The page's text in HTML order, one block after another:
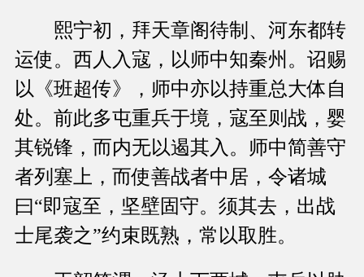
熙宁初，拜天章阁待制、河东都转
运使。西人入寇，以师中知秦州。诏赐
以《班超传》，师中亦以持重总大体自
处。前此多屯重兵于境，寇至则战，婴
其锐锋，而内无以遏其入。师中简善守
者列塞上，而使善战者中居，令诸城
曰“即寇至，坚壁固守。须其去，出战
士尾袭之”约束既熟，常以取胜。